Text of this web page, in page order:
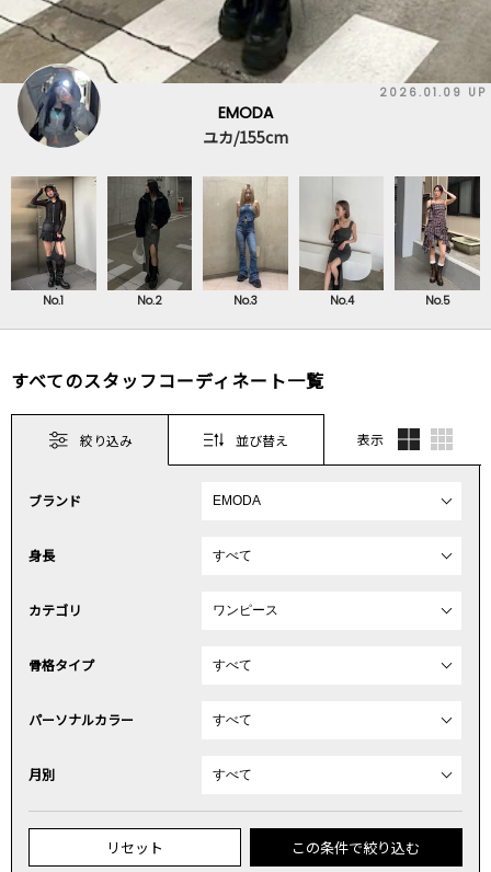
2026.01.09 UP
EMODA
ユカ/155cm
No.1 No.2 No.3 No.4 No.5
すべてのスタッフコーディネート一覧
絞り込み 並び替え 表示
ブランド
身長
カテゴリ
骨格タイプ
パーソナルカラー
月別
リセット この条件で絞り込む